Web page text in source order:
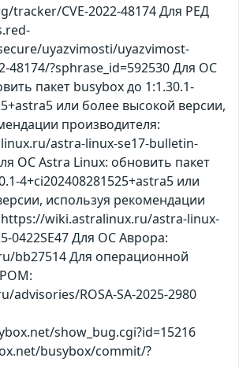
tracker/CVE-2022-48174 Для РЕД
uyazvimosti/uyazvimost-
48174/?sphrase_id=592530 Для ОС
пакет busybox до 1:1.30.1-
или более высокой версии,
производителя:
astra-linux-se17-bulletin-
ОС Astra Linux: обновить пакет
4+ci202408281525+astra5 или
используя рекомендации
https://wiki.astralinux.ru/astra-linux-
0422SE47 Для ОС Аврора:
bb27514 Для операционной
advisories/ROSA-SA-2025-2980
show_bug.cgi?id=15216
busybox/commit/?